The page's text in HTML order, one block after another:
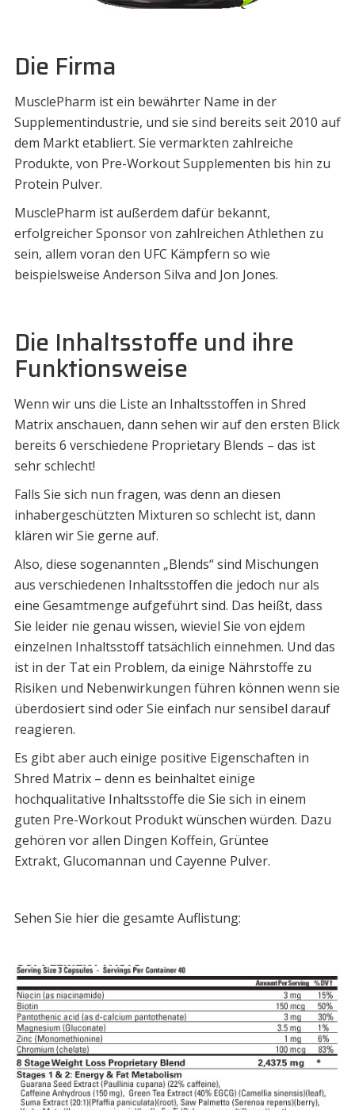
Die Firma
MusclePharm ist ein bewährter Name in der
Supplementindustrie, und sie sind bereits seit 2010 auf
dem Markt etabliert. Sie vermarkten zahlreiche
Produkte, von Pre-Workout Supplementen bis hin zu
Protein Pulver.
MusclePharm ist außerdem dafür bekannt,
erfolgreicher Sponsor von zahlreichen Athlethen zu
sein, allem voran den UFC Kämpfern so wie
beispielsweise Anderson Silva and Jon Jones.
Die Inhaltsstoffe und ihre
Funktionsweise
Wenn wir uns die Liste an Inhaltsstoffen in Shred
Matrix anschauen, dann sehen wir auf den ersten Blick
bereits 6 verschiedene Proprietary Blends – das ist
sehr schlecht!
Falls Sie sich nun fragen, was denn an diesen
inhabergeschützten Mixturen so schlecht ist, dann
klären wir Sie gerne auf.
Also, diese sogenannten „Blends“ sind Mischungen
aus verschiedenen Inhaltsstoffen die jedoch nur als
eine Gesamtmenge aufgeführt sind. Das heißt, dass
Sie leider nie genau wissen, wieviel Sie von ejdem
einzelnen Inhaltsstoff tatsächlich einnehmen. Und das
ist in der Tat ein Problem, da einige Nährstoffe zu
Risiken und Nebenwirkungen führen können wenn sie
überdosiert sind oder Sie einfach nur sensibel darauf
reagieren.
Es gibt aber auch einige positive Eigenschaften in
Shred Matrix – denn es beinhaltet einige
hochqualitative Inhaltsstoffe die Sie sich in einem
guten Pre-Workout Produkt wünschen würden. Dazu
gehören vor allen Dingen Koffein, Grüntee
Extrakt, Glucomannan und Cayenne Pulver.
Sehen Sie hier die gesamte Auflistung: